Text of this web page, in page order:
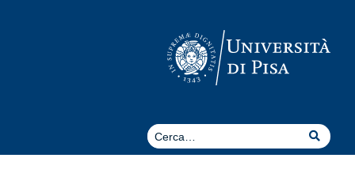
Cerca
Cerca